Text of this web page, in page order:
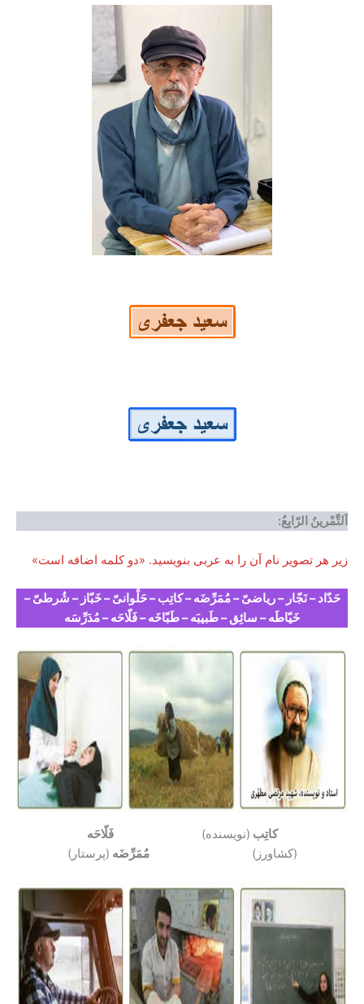
اَلتَّمْرینُ الرّابِعُ:
زیر هر تصویر نام آن را به عربی بنویسید. «دو کلمه اضافه است»
حَدّاد – نَجّار – ریاضیّ – مُمَرِّضَه – کاتِب – حَلْوانیّ – خَبّاز – شُرطیّ –
خَیّاطَه – سائِق – طَبیبَه – طَبّاخَه – فَلّاحَه – مُدَرِّسَه
کاتِب (نویسنده) فَلّاحَه
(کشاورز) مُمَرِّضَه (پرستار)